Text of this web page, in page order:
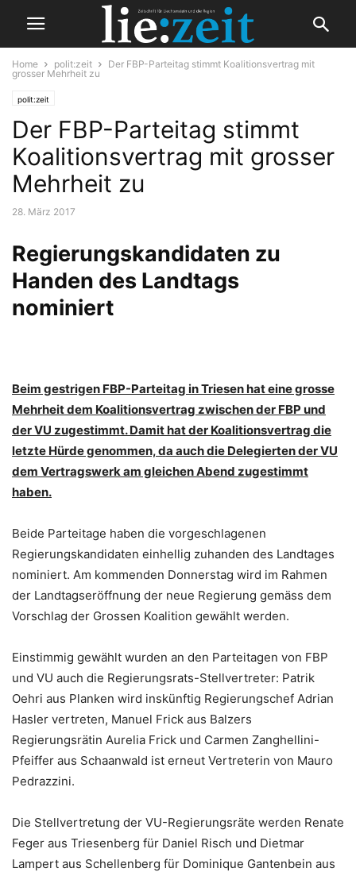
Home polit:zeit
Der FBP-Parteitag stimmt Koalitionsvertrag mit
grosser Mehrheit zu
polit:zeit
Der FBP-Parteitag stimmt
Koalitionsvertrag mit grosser
Mehrheit zu
28. März 2017
Regierungskandidaten zu
Handen des Landtags
nominiert
Beim gestrigen FBP-Parteitag in Triesen hat eine grosse
Mehrheit dem Koalitionsvertrag zwischen der FBP und
der VU zugestimmt. Damit hat der Koalitionsvertrag die
letzte Hürde genommen, da auch die Delegierten der VU
dem Vertragswerk am gleichen Abend zugestimmt
haben.
Beide Parteitage haben die vorgeschlagenen
Regierungskandidaten einhellig zuhanden des Landtages
nominiert. Am kommenden Donnerstag wird im Rahmen
der Landtagseröffnung der neue Regierung gemäss dem
Vorschlag der Grossen Koalition gewählt werden.
Einstimmig gewählt wurden an den Parteitagen von FBP
und VU auch die Regierungsrats-Stellvertreter: Patrik
Oehri aus Planken wird inskünftig Regierungschef Adrian
Hasler vertreten, Manuel Frick aus Balzers
Regierungsrätin Aurelia Frick und Carmen Zanghellini-
Pfeiffer aus Schaanwald ist erneut Vertreterin von Mauro
Pedrazzini.
Die Stellvertretung der VU-Regierungsräte werden Renate
Feger aus Triesenberg für Daniel Risch und Dietmar
Lampert aus Schellenberg für Dominique Gantenbein aus